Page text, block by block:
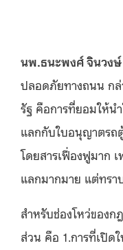
นพ.ธนะพงศ์ จินวงษ์
ปลอดภัยทางถนน ก
รัฐ คือการที่ยอมให้น
แลกกับใบอนุญาตรถ
โดยสารเฟื่องฟูมาก
แลกมากมาย แต่ทรา
สำหรับช่องโหว่ของ
ส่วน คือ 1.การที่เปิด